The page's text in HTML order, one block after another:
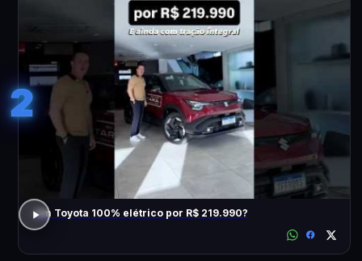
2
Um Toyota 100% elétrico por R$ 219.990?